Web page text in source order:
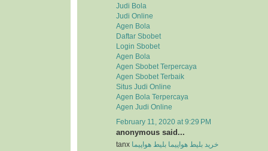
Judi Bola
Judi Online
Agen Bola
Daftar Sbobet
Login Sbobet
Agen Bola
Agen Sbobet Terpercaya
Agen Sbobet Terbaik
Situs Judi Online
Agen Bola Terpercaya
Agen Judi Online
February 11, 2020 at 9:29 PM
anonymous said...
tanx خرید بلیط هواپیما بلیط هواپیما